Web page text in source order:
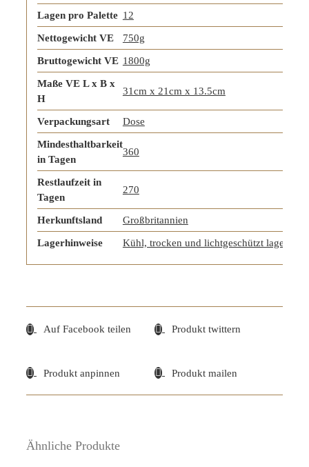
Lagen pro Palette 12
Nettogewicht VE 750g
Bruttogewicht VE 1800g
Maße VE L x B x
H
31cm x 21cm x 13.5cm
Verpackungsart Dose
Mindesthaltbarkeit
in Tagen
360
Restlaufzeit in
Tagen
270
Herkunftsland Großbritannien
Lagerhinweise Kühl, trocken und lichtgeschützt lagern
Auf Facebook teilen Produkt twittern
Produkt anpinnen Produkt mailen
Ähnliche Produkte